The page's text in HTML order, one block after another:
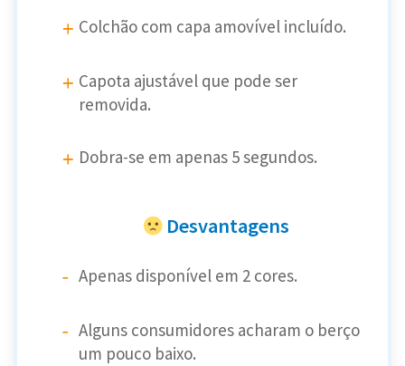
Colchão com capa amovível incluído.
Capota ajustável que pode ser
removida.
Dobra-se em apenas 5 segundos.
Desvantagens
Apenas disponível em 2 cores.
Alguns consumidores acharam o berço
um pouco baixo.